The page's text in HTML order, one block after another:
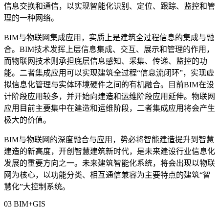
信息交换和通信，以实现智能化识别、定位、跟踪、监控和管
理的一种网络。
BIM与物联网集成应用，实质上是建筑全过程信息的集成与融
合。 BIM技术发挥上层信息集成、交互、展示和管理的作用，
而物联网技术则承担底层信息感知、采集、传递、监控的功
能。二者集成应用可以实现建筑全过程“信息流闭环”，实现虚
拟信息化管理与实体环境硬件之间的有机融合。目前BIM在设
计阶段应用较多，并开始向建造和运维阶段应用延伸。物联网
应用目前主要集中在建造和运维阶段，二者集成应用将会产生
极大的价值。
BIM与物联网的深度融合与应用，势必将智能建造提升到智慧
建造的新高度，开创智慧建筑新时代，是未来建设行业信息化
发展的重要方向之一。未来建筑智能化系统，将会出现以物联
网为核心，以功能分类、相互通信兼容为主要特点的建筑“智
慧化”大控制系统。
03 BIM+GIS